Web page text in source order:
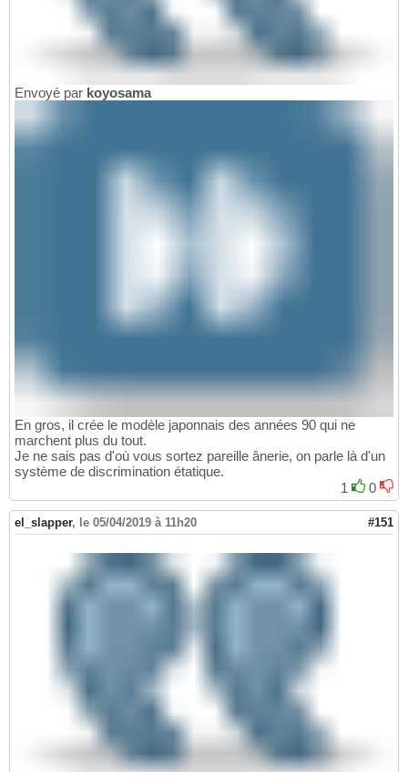
Envoyé par koyosama
En gros, il crée le modèle japonnais des années 90 qui ne
marchent plus du tout.
Je ne sais pas d'où vous sortez pareille ânerie, on parle là d'un
système de discrimination étatique.
1
0
el_slapper, le 05/04/2019 à 11h20 #151